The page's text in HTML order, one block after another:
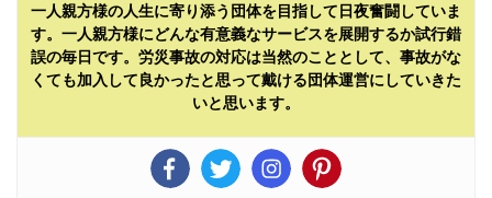
一人親方様の人生に寄り添う団体を目指して日夜奮闘していま
す。一人親方様にどんな有意義なサービスを展開するか試行錯
誤の毎日です。労災事故の対応は当然のこととして、事故がな
くても加入して良かったと思って戴ける団体運営にしていきた
いと思います。